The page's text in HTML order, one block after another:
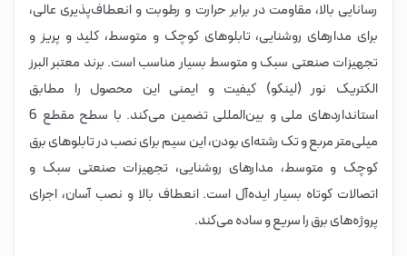
رسانایی بالا، مقاومت در برابر حرارت و رطوبت و انعطاف‌پذیری عالی،
برای مدارهای روشنایی، تابلوهای کوچک و متوسط، کلید و پریز و
تجهیزات صنعتی سبک و متوسط بسیار مناسب است. برند معتبر البرز
الکتریک نور (لینکو) کیفیت و ایمنی این محصول را مطابق
استانداردهای ملی و بین‌المللی تضمین می‌کند. با سطح مقطع 6
میلی‌متر مربع و تک رشته‌ای بودن، این سیم برای نصب در تابلوهای برق
کوچک و متوسط، مدارهای روشنایی، تجهیزات صنعتی سبک و
اتصالات کوتاه بسیار ایده‌آل است. انعطاف بالا و نصب آسان، اجرای
پروژه‌های برق را سریع و ساده می‌کند.